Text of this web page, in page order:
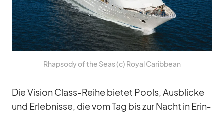
Rhap­sody of the Seas (c) Royal Ca­rib­bean
Die Vi­sion Class-Reihe bie­tet Pools, Aus­bli­cke
und Er­leb­nisse, die vom Tag bis zur Nacht in Er­in­